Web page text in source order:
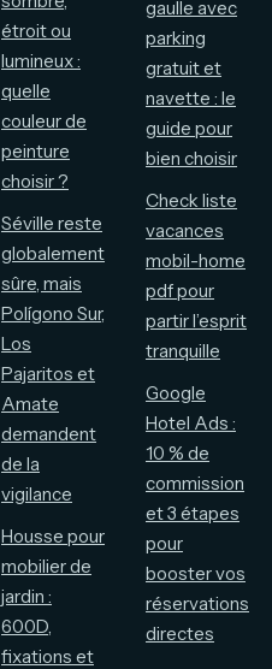
étroit ou
lumineux :
quelle
couleur de
peinture
choisir ?
Séville reste
globalement
sûre, mais
Polígono Sur,
Los
Pajaritos et
Amate
demandent
de la
vigilance
Housse pour
mobilier de
jardin :
600D,
fixations et
gaulle avec
parking
gratuit et
navette : le
guide pour
bien choisir
Check liste
vacances
mobil-home
pdf pour
partir l’esprit
tranquille
Google
Hotel Ads :
10 % de
commission
et 3 étapes
pour
booster vos
réservations
directes